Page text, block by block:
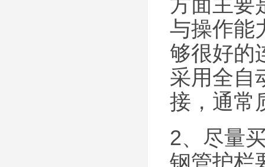
方面主要
与操作能
够很好的
采用全自
接，通常
2、尽量
钢管护栏